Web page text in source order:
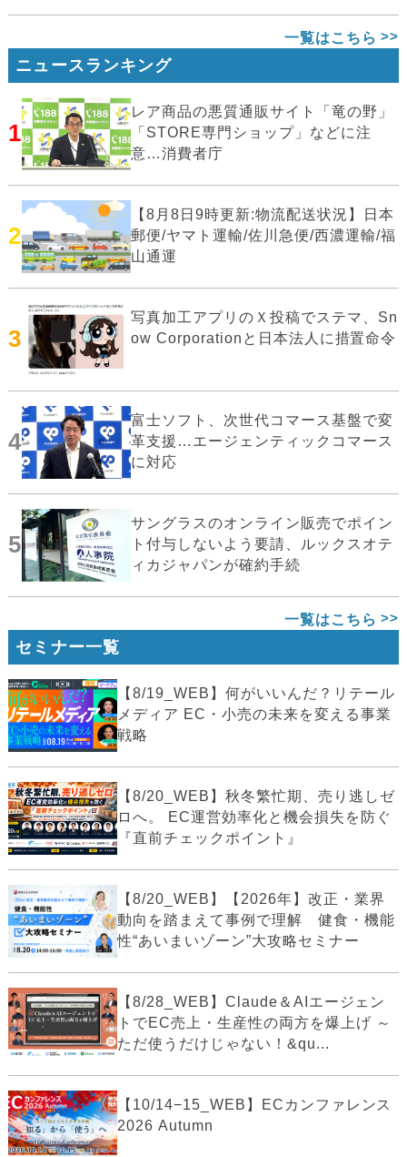
一覧はこちら
ニュースランキング
1
レア商品の悪質通販サイト「竜の野」
「STORE専門ショップ」などに注
意…消費者庁
2
【8月8日9時更新:物流配送状況】日本
郵便/ヤマト運輸/佐川急便/西濃運輸/福
山通運
3
写真加工アプリのＸ投稿でステマ、Sn
ow Corporationと日本法人に措置命令
4
富士ソフト、次世代コマース基盤で変
革支援…エージェンティックコマース
に対応
5
サングラスのオンライン販売でポイン
ト付与しないよう要請、ルックスオテ
ィカジャパンが確約手続
一覧はこちら
セミナー一覧
【8/19_WEB】何がいいんだ？リテール
メディア EC・小売の未来を変える事業
戦略
【8/20_WEB】秋冬繁忙期、売り逃しゼ
ロへ。 EC運営効率化と機会損失を防ぐ
『直前チェックポイント』
【8/20_WEB】【2026年】改正・業界
動向を踏まえて事例で理解 健食・機能
性“あいまいゾーン”大攻略セミナー
【8/28_WEB】Claude＆AIエージェン
トでEC売上・生産性の両方を爆上げ ～
ただ使うだけじゃない！&qu...
【10/14−15_WEB】ECカンファレンス
2026 Autumn